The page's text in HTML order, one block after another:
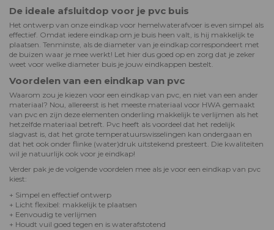
De ideale afsluitdop voor je pvc buis
Het ontwerp van onze eindkap voor hemelwaterafvoer is even simpel als
effectief. Omdat iedere eindkap om je buis heen valt, is hij makkelijk te
plaatsen. Tenminste, als de diameter van je eindkap correspondeert met
de buizen waar je mee werkt! Let hier dus goed op en zorg dat je zeker
weet voor welke diameter buis je jouw eindkappen bestelt.
Voordelen van een eindkap van pvc
Waarom zou je kiezen voor een eindkap van pvc, en niet van een ander
materiaal? Nou, allereerst is het meeste materiaal voor HWA gemaakt
van pvc en zijn deze elementen onderling makkelijk te verlijmen als het
hetzelfde materiaal betreft. Pvc heeft als voordeel dat het redelijk
slagvast is, dat het grote temperatuurswisselingen kan ondergaan en
dat het ook onder flinke (water)druk uitstekend presteert. Die kwaliteiten
wil je natuurlijk ook voor je eindkap!
Verder pak je de volgende voordelen mee als je voor een eindkap van pvc
kiest:
+ Simpel en effectief ontwerp
+ Licht flexibel: makkelijk te plaatsen
+ Eenvoudig te verlijmen
+ Houdt vuil goed tegen en is waterafstotend